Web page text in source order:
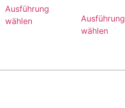
Ausführung
wählen
Ausführung
wählen